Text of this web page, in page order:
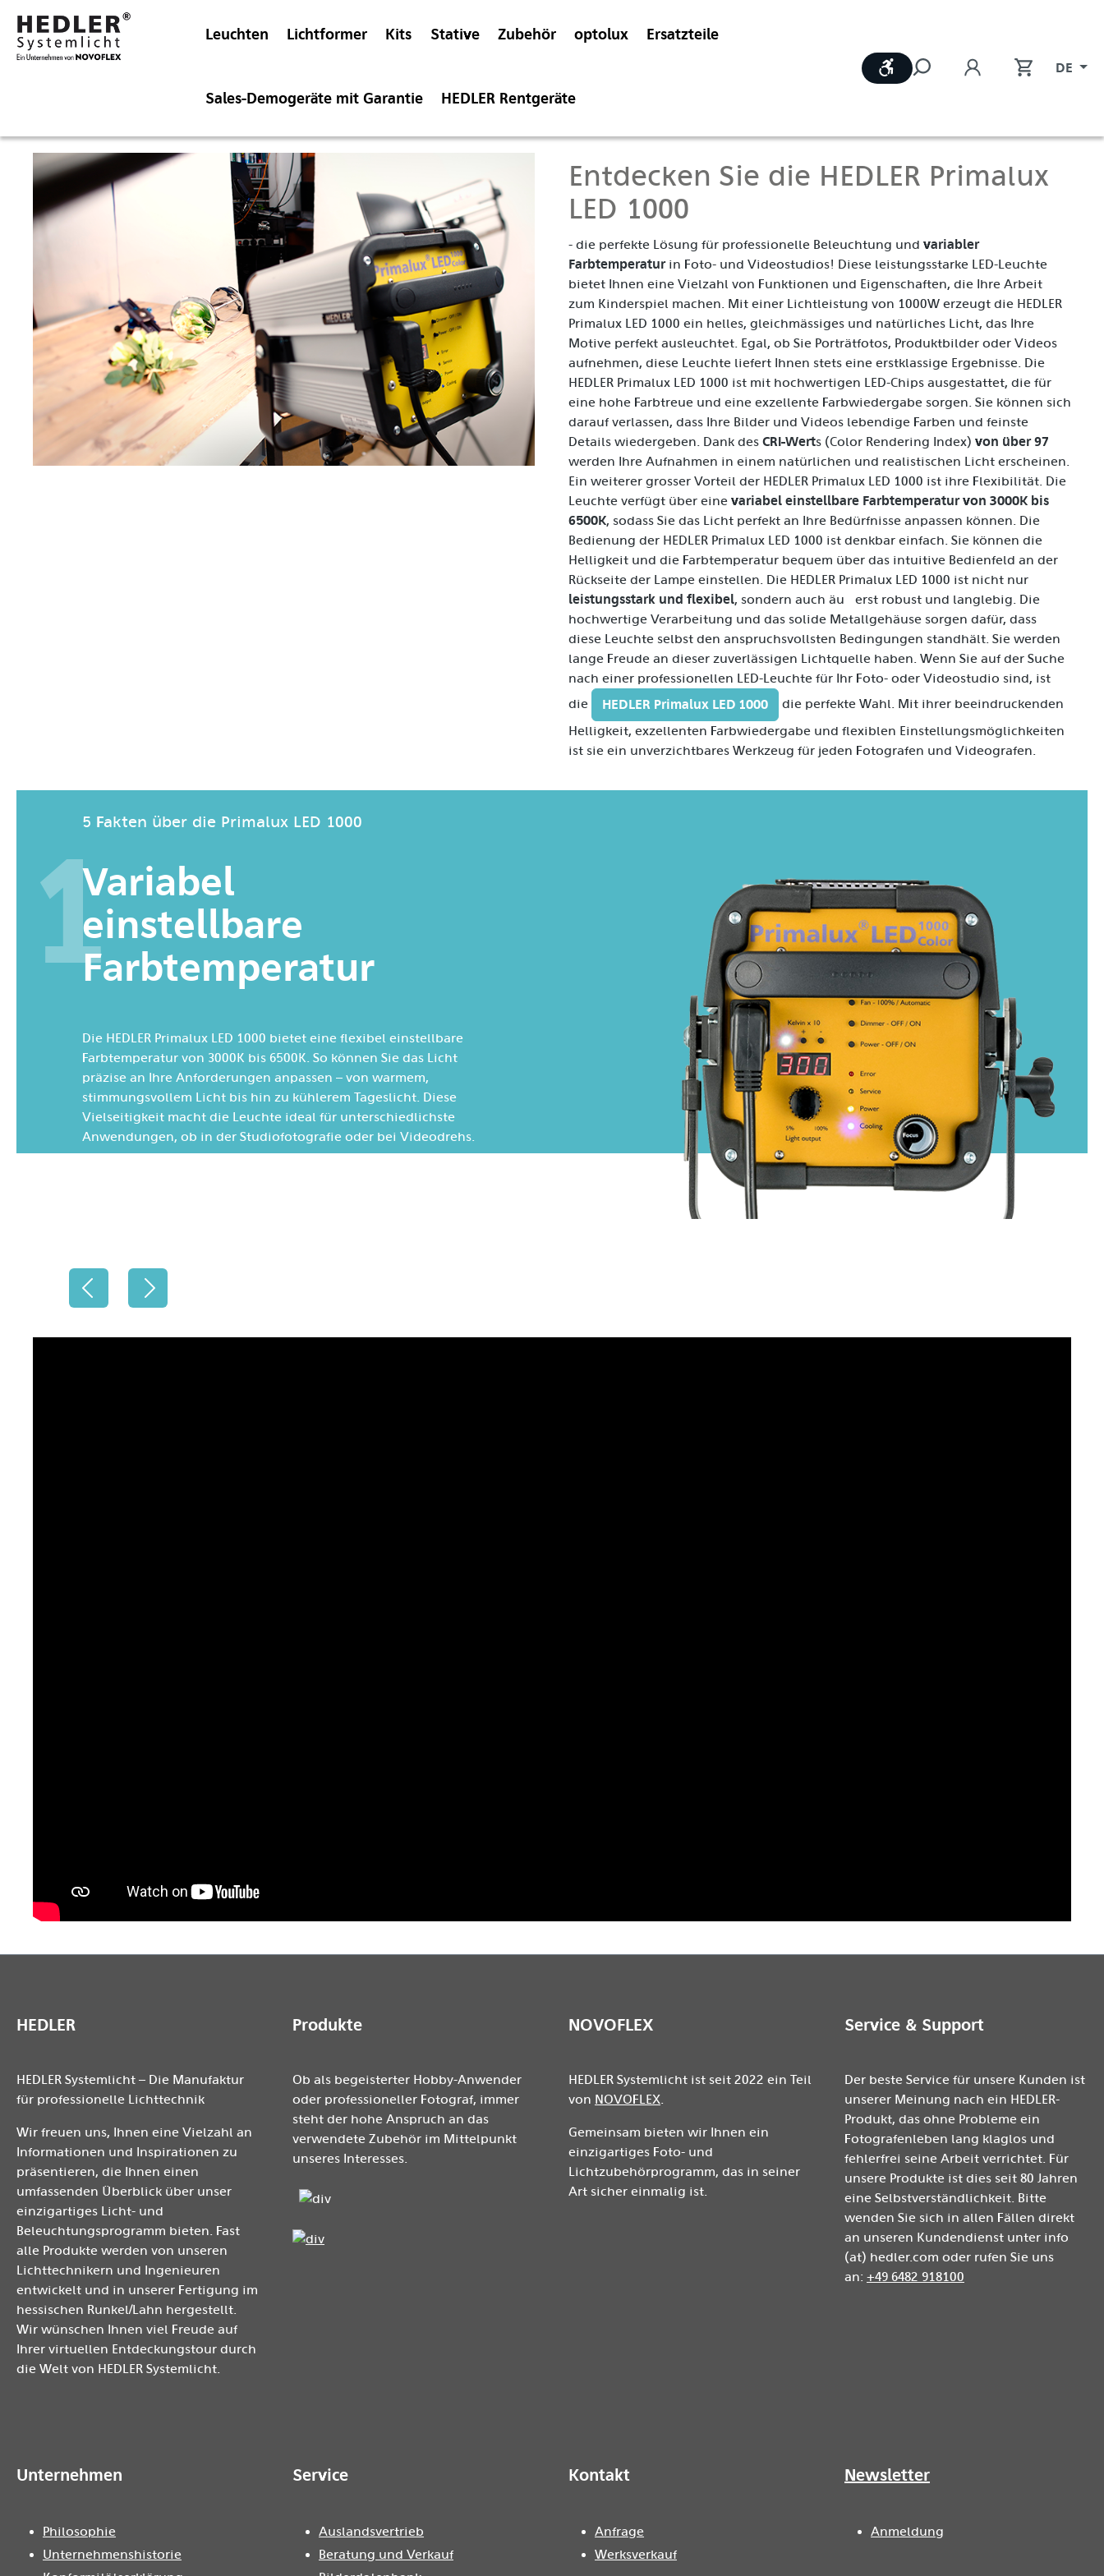
Leuchten Lichtformer Kits Stative Zubehör optolux Ersatzteile
Sales-Demogeräte mit Garantie HEDLER Rentgeräte
Werkzeugleiste anzeigen DE
Entdecken Sie die HEDLER Primalux
LED 1000
- die perfekte Lösung für professionelle Beleuchtung und variabler
Farbtemperaturin Foto- und Videostudios! Diese leistungsstarke LED-Leuchte
bietet Ihnen eine Vielzahl von Funktionen und Eigenschaften, die Ihre Arbeit
zum Kinderspiel machen. Mit einer Lichtleistung von 1000W erzeugt die HEDLER
Primalux LED 1000 ein helles, gleichmässiges und natürliches Licht, das Ihre
Motive perfekt ausleuchtet. Egal, ob Sie Porträtfotos, Produktbilder oder Videos
aufnehmen, diese Leuchte liefert Ihnen stets eine erstklassige Ergebnisse. Die
HEDLER Primalux LED 1000 ist mit hochwertigen LED-Chips ausgestattet, die für
eine hohe Farbtreue und eine exzellente Farbwiedergabe sorgen. Sie können sich
darauf verlassen, dass Ihre Bilder und Videos lebendige Farben und feinste
Details wiedergeben. Dank des CRI-Werts (Color Rendering Index) von über 97
werden Ihre Aufnahmen in einem natürlichen und realistischen Licht erscheinen.
Ein weiterer grosser Vorteil der HEDLER Primalux LED 1000 ist ihre Flexibilität. Die
Leuchte verfügt über eine variabel einstellbare Farbtemperatur von 3000K bis
6500K, sodass Sie das Licht perfekt an Ihre Bedürfnisse anpassen können. Die
Bedienung der HEDLER Primalux LED 1000 ist denkbar einfach. Sie können die
Helligkeit und die Farbtemperatur bequem über das intuitive Bedienfeld an der
Rückseite der Lampe einstellen. Die HEDLER Primalux LED 1000 ist nicht nur
leistungsstark und flexibel, sondern auch äußerst robust und langlebig. Die
hochwertige Verarbeitung und das solide Metallgehäuse sorgen dafür, dass
diese Leuchte selbst den anspruchsvollsten Bedingungen standhält. Sie werden
lange Freude an dieser zuverlässigen Lichtquelle haben. Wenn Sie auf der Suche
nach einer professionellen LED-Leuchte für Ihr Foto- oder Videostudio sind, ist
die
HEDLER Primalux LED 1000
die perfekte Wahl. Mit ihrer beeindruckenden
Helligkeit, exzellenten Farbwiedergabe und flexiblen Einstellungsmöglichkeiten
ist sie ein unverzichtbares Werkzeug für jeden Fotografen und Videografen.
5 Fakten über die Primalux LED 1000
Mit einem CRI-Wert von über 97 garantiert die HEDLER Primalux
LED 1000 eine exzellente Farbwiedergabe. Ihre Aufnahmen
werden lebendige Farben und feinste Details wiedergeben, was
besonders bei anspruchsvollen Projekten unerlässlich ist. Die
natürliche Lichtqualität sorgt für authentische Ergebnisse und
professionelle Standards.
HEDLER
HEDLER Systemlicht – Die Manufaktur
für professionelle Lichttechnik
Wir freuen uns, Ihnen eine Vielzahl an
Informationen und Inspirationen zu
präsentieren, die Ihnen einen
umfassenden Überblick über unser
einzigartiges Licht- und
Beleuchtungsprogramm bieten. Fast
alle Produkte werden von unseren
Lichttechnikern und Ingenieuren
entwickelt und in unserer Fertigung im
hessischen Runkel/Lahn hergestellt.
Wir wünschen Ihnen viel Freude auf
Ihrer virtuellen Entdeckungstour durch
die Welt von HEDLER Systemlicht.
Produkte
Ob als begeisterter Hobby-Anwender
oder professioneller Fotograf, immer
steht der hohe Anspruch an das
verwendete Zubehör im Mittelpunkt
unseres Interesses.
NOVOFLEX
HEDLER Systemlicht ist seit 2022 ein Teil
von NOVOFLEX.
Gemeinsam bieten wir Ihnen ein
einzigartiges Foto- und
Lichtzubehörprogramm, das in seiner
Art sicher einmalig ist.
Service & Support
Der beste Service für unsere Kunden ist
unserer Meinung nach ein HEDLER-
Produkt, das ohne Probleme ein
Fotografenleben lang klaglos und
fehlerfrei seine Arbeit verrichtet. Für
unsere Produkte ist dies seit 80 Jahren
eine Selbstverständlichkeit. Bitte
wenden Sie sich in allen Fällen direkt
an unseren Kundendienst unter info
(at) hedler.com oder rufen Sie uns
an: +49 6482 918100
Unternehmen
Philosophie
Unternehmenshistorie
Service
Auslandsvertrieb
Beratung und Verkauf
Kontakt
Anfrage
Werksverkauf
Newsletter
Anmeldung